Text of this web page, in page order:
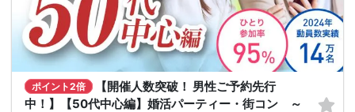
ポイント2倍
【開催人数突破！ 男性ご予約先行
中！】【50代中心編】婚活パーティー・街コン ～